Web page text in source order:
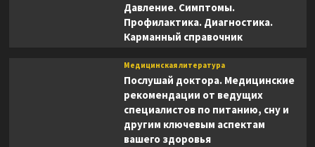
Давление. Симптомы.
Профилактика. Диагностика.
Карманный справочник
Медицинская литература
Послушай доктора. Медицинские
рекомендации от ведущих
специалистов по питанию, сну и
другим ключевым аспектам
вашего здоровья